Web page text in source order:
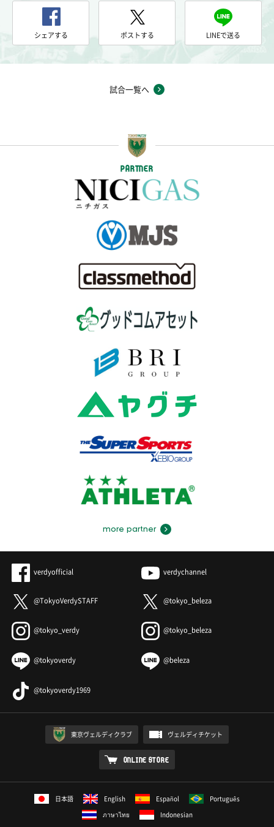
シェアする ポストする LINEで送る
試合一覧へ
PARTNER
more partner
verdyofficial verdychannel
@TokyoVerdySTAFF @tokyo_beleza
@tokyo_verdy @tokyo_beleza
@tokyoverdy @beleza
@tokyoverdy1969
東京ヴェルディクラブ ヴェルディチケット
ONLINE STORE
日本語 English Español
Português
ภาษาไทย
Indonesian